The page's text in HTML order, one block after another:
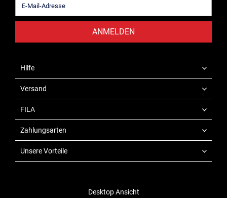
ANMELDEN
Hilfe
Versand
FILA
Zahlungsarten
Unsere Vorteile
Desktop Ansicht